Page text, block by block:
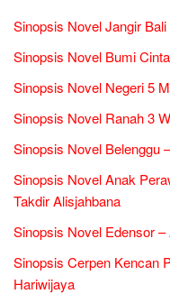
Sinopsis Novel Jangir
Sinopsis Novel Bumi
Sinopsis Novel Negeri 5
Sinopsis Novel Ranah 3
Sinopsis Novel Belenggu
Sinopsis Novel Anak
Takdir Alisjahbana
Sinopsis Novel Edensor –
Sinopsis Cerpen Kencan
Hariwijaya